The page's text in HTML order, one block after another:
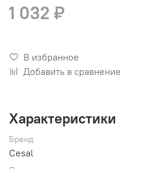
1 032 ₽
В избранное
Добавить в сравнение
Характеристики
Бренд
Cesal